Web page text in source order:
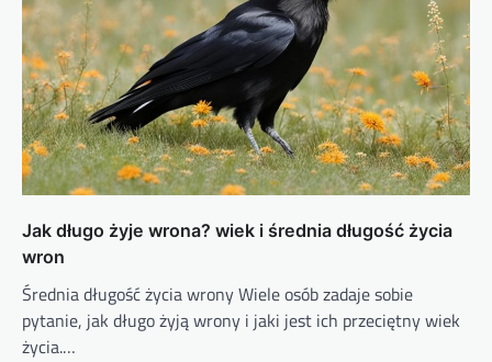
Jak długo żyje wrona? wiek i średnia długość życia
wron
Średnia długość życia wrony Wiele osób zadaje sobie
pytanie, jak długo żyją wrony i jaki jest ich przeciętny wiek
życia.…